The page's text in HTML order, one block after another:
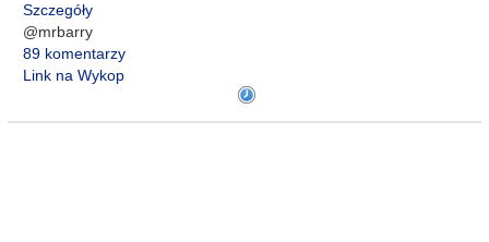
Szczegóły
@mrbarry
89 komentarzy
Link na Wykop